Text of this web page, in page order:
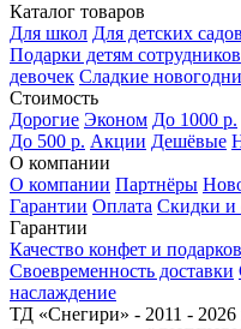
Каталог товаров
Для школ Для детских садов
Подарки детям сотрудников
девочек Сладкие
Стоимость
Дорогие Эконом До 1000 р.
До 500 р. Акции Дешёвые
О компании
О компании Партнёры
Гарантии Оплата Скидки и
Гарантии
Качество конфет и подарков
Своевременность доставки
наслаждение
ТД «Снегири» - 2011 - 2026